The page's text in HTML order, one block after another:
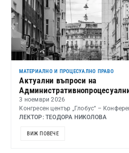
МАТЕРИАЛНО И ПРОЦЕСУАЛНО ПРАВО
Актуални въпроси на
3 ноември 2026
Конгресен център „Глобус“ –
ЛЕКТОР: ТЕОДОРА НИКОЛОВА
ВИЖ ПОВЕЧЕ